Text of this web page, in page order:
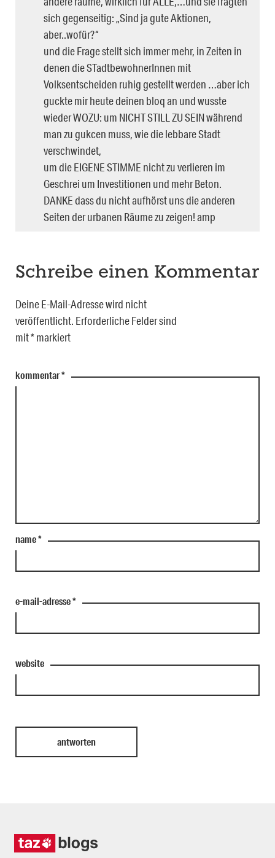
sich gegenseitig: „Sind ja gute Aktionen,
aber..wofür?“
und die Frage stellt sich immer mehr, in Zeiten in
denen die STadtbewohnerInnen mit
Volksentscheiden ruhig gestellt werden …aber ich
guckte mir heute deinen bloq an und wusste
wieder WOZU: um NICHT STILL ZU SEIN während
man zu gukcen muss, wie die lebbare Stadt
verschwindet,
um die EIGENE STIMME nicht zu verlieren im
Geschrei um Investitionen und mehr Beton.
DANKE dass du nicht aufhörst uns die anderen
Seiten der urbanen Räume zu zeigen! amp
Schreibe einen Kommentar
Deine E-Mail-Adresse wird nicht
veröffentlicht. Erforderliche Felder sind
mit*markiert
kommentar*
name*
e-mail-adresse*
website